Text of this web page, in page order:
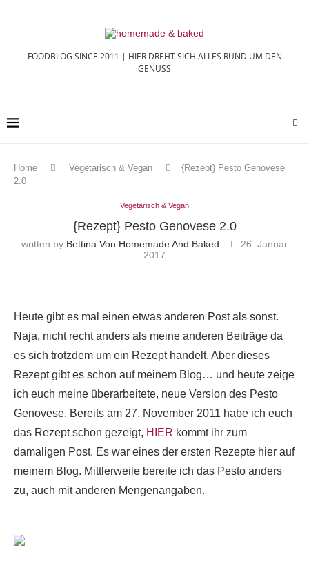
FOODBLOG SINCE 2011 | HIER DREHT SICH ALLES RUND UM DEN
GENUSS
Home Vegetarisch & Vegan
{Rezept} Pesto Genovese
2.0
Vegetarisch & Vegan
{Rezept} Pesto Genovese 2.0
written by Bettina Von Homemade And Baked
26. Januar
2017
Heute gibt es mal einen etwas anderen Post als sonst.
Naja, nicht recht anders als meine anderen Beiträge da
es sich trotzdem um ein Rezept handelt. Aber dieses
Rezept gibt es schon auf meinem Blog… und heute zeige
ich euch meine überarbeitete, neue Version des Pesto
Genovese. Bereits am 27. November 2011 habe ich euch
das Rezept schon gezeigt, HIER kommt ihr zum
damaligen Post. Es war eines der ersten Rezepte hier auf
meinem Blog. Mittlerweile bereite ich das Pesto anders
zu, auch mit anderen Mengenangaben.